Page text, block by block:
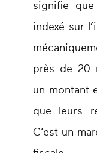
signifie
indexé sur
près de 20
un montant
que leurs
C’est un